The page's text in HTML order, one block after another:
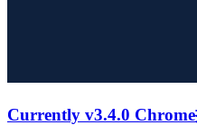
Currently v3.4.0